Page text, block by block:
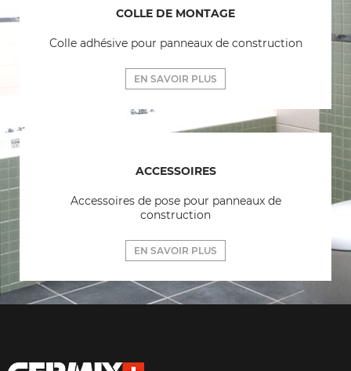
COLLE DE MONTAGE
Colle adhésive pour panneaux de construction
EN SAVOIR PLUS
ACCESSOIRES
Accessoires de pose pour panneaux de
construction
EN SAVOIR PLUS